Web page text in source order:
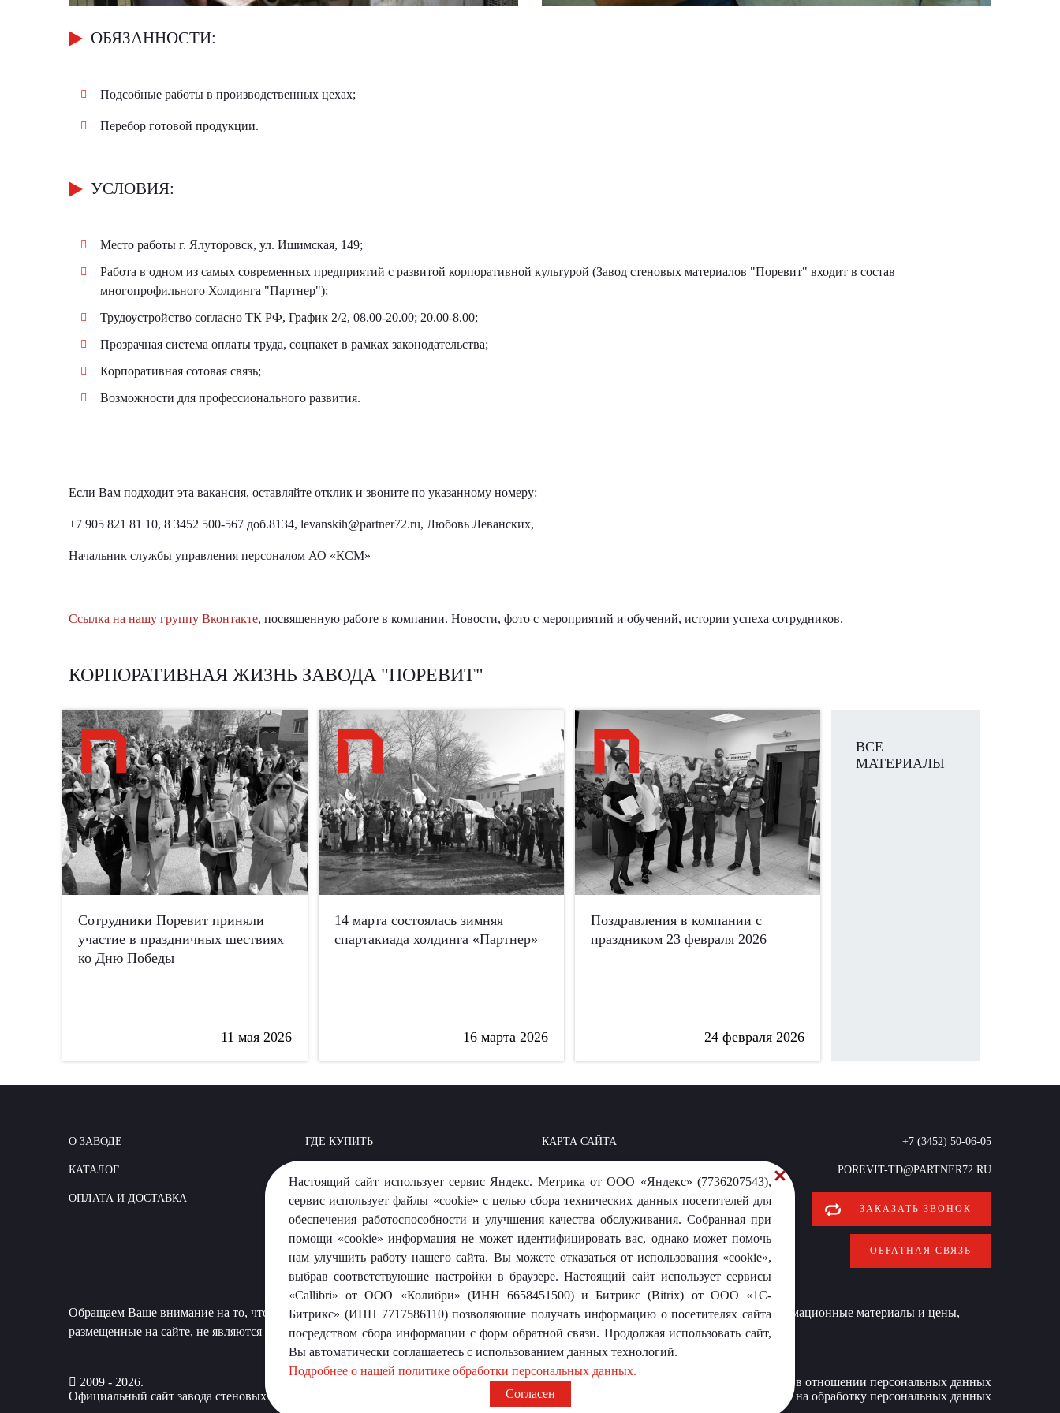
ОБЯЗАННОСТИ:
Подсобные работы в производственных цехах;
Перебор готовой продукции.
УСЛОВИЯ:
Место работы г. Ялуторовск, ул. Ишимская, 149;
Работа в одном из самых современных предприятий с развитой корпоративной культурой (Завод стеновых материалов "Поревит" входит в состав
многопрофильного Холдинга "Партнер");
Трудоустройство согласно ТК РФ, График 2/2, 08.00-20.00; 20.00-8.00;
Прозрачная система оплаты труда, соцпакет в рамках законодательства;
Корпоративная сотовая связь;
Возможности для профессионального развития.
Если Вам подходит эта вакансия, оставляйте отклик и звоните по указанному номеру:
+7 905 821 81 10, 8 3452 500-567 доб.8134, levanskih@partner72.ru, Любовь Леванских,
Начальник службы управления персоналом АО «КСМ»
Ссылка на нашу группу Вконтакте, посвященную работе в компании. Новости, фото с мероприятий и обучений, истории успеха сотрудников.
КОРПОРАТИВНАЯ ЖИЗНЬ ЗАВОДА "ПОРЕВИТ"
Сотрудники Поревит приняли
участие в праздничных шествиях
ко Дню Победы
11 мая 2026
14 марта состоялась зимняя
спартакиада холдинга «Партнер»
16 марта 2026
Поздравления в компании с
праздником 23 февраля 2026
24 февраля 2026
ВСЕ
МАТЕРИАЛЫ
О ЗАВОДЕ
КАТАЛОГ
ОПЛАТА И ДОСТАВКА
ГДЕ КУПИТЬ
ВОПРОС-ОТВЕТ
КАРТА САЙТА +7 (3452) 50-06-05
POREVIT-TD@PARTNER72.RU
ЗАКАЗАТЬ ЗВОНОК
ОБРАТНАЯ СВЯЗЬ
Обращаем Ваше внимание на то, что данный сайт носит исключительно информационный характер и ни при каких условиях информационные материалы и цены,
размещенные на сайте, не являются публичной офертой.
2009 - 2026.
Официальный сайт завода стеновых материалов «Поревит»
Политика в отношении персональных данных
Согласие на обработку персональных данных
Настоящий сайт использует сервис Яндекс. Метрика от ООО «Яндекс» (7736207543),
сервис использует файлы «cookie» с целью сбора технических данных посетителей для
обеспечения работоспособности и улучшения качества обслуживания. Собранная при
помощи «cookie» информация не может идентифицировать вас, однако может помочь
нам улучшить работу нашего сайта. Вы можете отказаться от использования «cookie»,
выбрав соответствующие настройки в браузере. Настоящий сайт использует сервисы
«Callibri» от ООО «Колибри» (ИНН 6658451500) и Битрикс (Bitrix) от ООО «1С-
Битрикс» (ИНН 7717586110) позволяющие получать информацию о посетителях сайта
посредством сбора информации с форм обратной связи. Продолжая использовать сайт,
Вы автоматически соглашаетесь с использованием данных технологий.
Подробнее о нашей политике обработки персональных данных.
Согласен